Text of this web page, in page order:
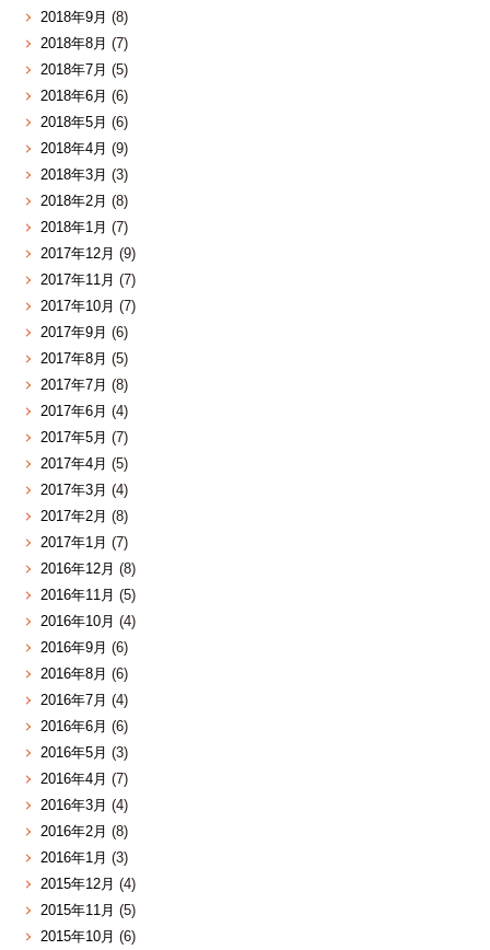
2018年9月 (8)
2018年8月 (7)
2018年7月 (5)
2018年6月 (6)
2018年5月 (6)
2018年4月 (9)
2018年3月 (3)
2018年2月 (8)
2018年1月 (7)
2017年12月 (9)
2017年11月 (7)
2017年10月 (7)
2017年9月 (6)
2017年8月 (5)
2017年7月 (8)
2017年6月 (4)
2017年5月 (7)
2017年4月 (5)
2017年3月 (4)
2017年2月 (8)
2017年1月 (7)
2016年12月 (8)
2016年11月 (5)
2016年10月 (4)
2016年9月 (6)
2016年8月 (6)
2016年7月 (4)
2016年6月 (6)
2016年5月 (3)
2016年4月 (7)
2016年3月 (4)
2016年2月 (8)
2016年1月 (3)
2015年12月 (4)
2015年11月 (5)
2015年10月 (6)